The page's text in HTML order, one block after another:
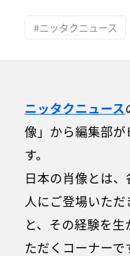
#ニッタクニュース
ニッタクニュース
像」から編集部が
す。
日本の肖像とは
人にご登場いた
と、その経験を
ただくコーナーで